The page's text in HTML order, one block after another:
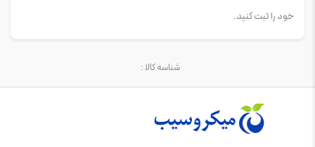
خود را ثبت کنید.
شناسه کالا :